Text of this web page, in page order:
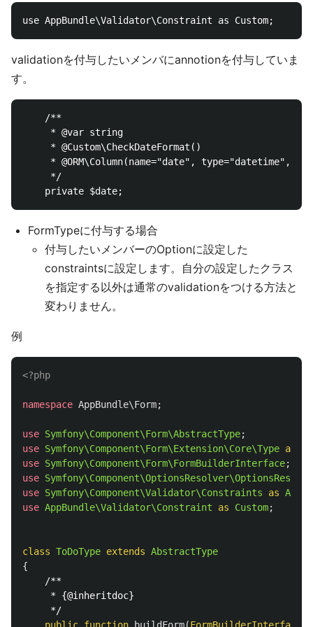
validationを付与したいメンバにannotionを付与していま
す。
    /**
     * @var string
     * @Custom\CheckDateFormat()
* @ORM\Column(name="date",
     */
FormTypeに付与する場合
付与したいメンバーのOptionに設定した
constraintsに設定します。自分の設定したクラス
を指定する以外は通常のvalidationをつける方法と
変わりません。
例
<?php
namespace AppBundle\Form;
use Symfony\Component\Form\AbstractType;
use Symfony\Component\Form\Extension\Core\Type as
use Symfony\Component\Form\FormBuilderInterface;
use
use Symfony\Component\Validator\Constraints as
use AppBundle\Validator\Constraint as Custom;
class ToDoType extends AbstractType
{
/**
     * {@inheritdoc}
     */